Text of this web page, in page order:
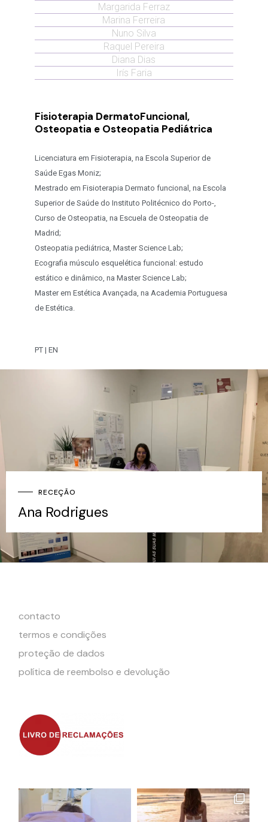
Margarida Ferraz
Marina Ferreira
Nuno Silva
Raquel Pereira
Diana Dias
Irís Faria
Fisioterapia DermatoFuncional,
Osteopatia e Osteopatia Pediátrica
Licenciatura em Fisioterapia, na Escola Superior de
Saúde Egas Moniz;
Mestrado em Fisioterapia Dermato funcional, na Escola
Superior de Saúde do Instituto Politécnico do Porto-,
Curso de Osteopatia, na Escuela de Osteopatia de
Madrid;
Osteopatia pediátrica, Master Science Lab;
Ecografia músculo esquelética funcional: estudo
estático e dinâmico, na Master Science Lab;
Master em Estética Avançada, na Academia Portuguesa
de Estética.
PT | EN
RECEÇÃO
Ana Rodrigues
contacto
termos e condições
proteção de dados
política de reembolso e devolução